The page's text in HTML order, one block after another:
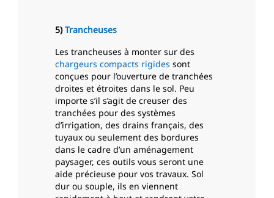
5)Trancheuses
Les trancheuses à monter sur des
chargeurs compacts rigides sont
conçues pour l’ouverture de tranchées
droites et étroites dans le sol. Peu
importe s’il s’agit de creuser des
tranchées pour des systèmes
d’irrigation, des drains français, des
tuyaux ou seulement des bordures
dans le cadre d’un aménagement
paysager, ces outils vous seront une
aide précieuse pour vos travaux. Sol
dur ou souple, ils en viennent